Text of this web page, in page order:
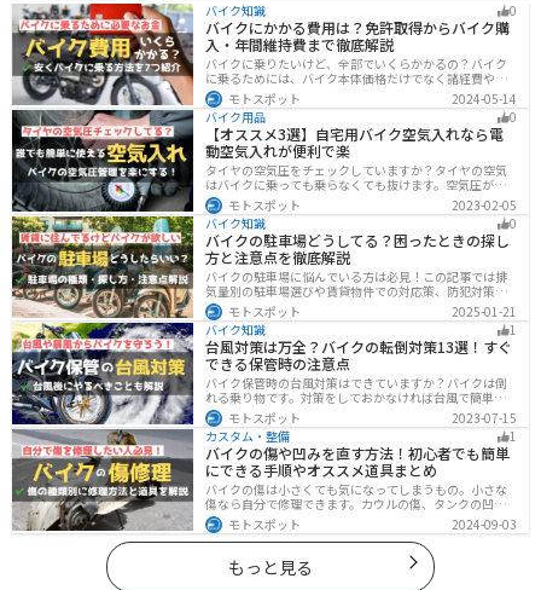
バイク知識 0
バイクにかかる費用は？免許取得からバイク購
入・年間維持費まで徹底解説
バイクに乗りたいけど、全部でいくらかかるの？バイク
に乗るためには、バイク本体価格だけでなく諸経費や税
金、免許取得費用、ライディングギア、メンテナンス
代、駐車場代などの年間維持費もかかります。この記事
ではバイクに乗るための全ての費用をまとめました。ま
た、できるだけ安く抑えるコツも紹介するので参考にし
て下さい。
モトスポット
2024-05-14
バイク用品
0
【オススメ3選】自宅用バイク空気入れなら電
動空気入れが便利で楽
タイヤの空気圧をチェックしていますか？タイヤの空気
はバイクに乗っても乗らなくても抜けます。空気圧が下
がると走行性能・燃費・安全性に影響します。空気圧は
常に自分で管理できるようにしておきましょう。楽に使
えるオススメ空気入れをまとめたので、参考にしてくだ
さい。
モトスポット
2023-02-05
バイク知識
0
バイクの駐車場どうしてる？困ったときの探し
方と注意点を徹底解説
バイクの駐車場に悩んでいる方は必見！この記事では排
気量別の駐車場選びや賃貸物件での対応策、防犯対策を
解説します。実は駐車場の種類やマナーを押さえるだけ
で快適なバイクライフが実現可能です。記事を読み駐車
場探しのコツをぜひチェックしてください。
モトスポット
2025-01-21
バイク知識
1
台風対策は万全？バイクの転倒対策13選！すぐ
できる保管時の注意点
バイク保管時の台風対策はできていますか？バイクは倒
れる乗り物です。対策をしておかなければ台風で簡単に
倒れてしまいます。大切な愛車に傷がつく前にしっかり
と対策しておきましょう。初心者でも簡単にできる台風
対策を紹介します。台風後にやるべきこともまとめてあ
るので、参考にしてください。
モトスポット
2023-07-15
カスタム・整備
1
バイクの傷や凹みを直す方法！初心者でも簡単
にできる手順やオススメ道具まとめ
バイクの傷は小さくても気になってしまうもの。小さな
傷なら自分で修理できます。カウルの傷、タンクの凹
み、サビ、樹脂の劣化、ホイールの傷などあらゆる傷の
修理方法をまとめました。自分でバイクの傷を直したい
と思っている人は参考にしてください。
モトスポット 2024-09-03
もっと見る